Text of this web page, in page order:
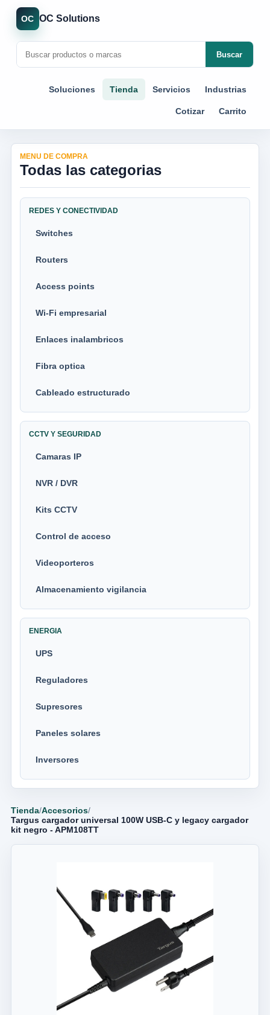
OC OC Solutions
Buscar
Soluciones Tienda Servicios Industrias
Cotizar Carrito
MENU DE COMPRA
Todas las categorias
REDES Y CONECTIVIDAD
Switches
Routers
Access points
Wi-Fi empresarial
Enlaces inalambricos
Fibra optica
Cableado estructurado
CCTV Y SEGURIDAD
Camaras IP
NVR / DVR
Kits CCTV
Control de acceso
Videoporteros
Almacenamiento vigilancia
ENERGIA
UPS
Reguladores
Supresores
Paneles solares
Inversores
Tienda/Accesorios/
Targus cargador universal 100W USB-C y legacy cargador
kit negro - APM108TT